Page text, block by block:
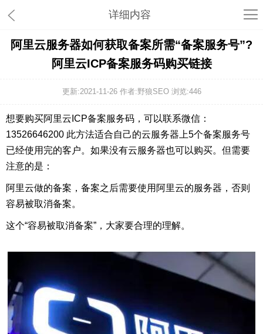
详细内容
阿里云服务器如何获取备案所需“备案服务号”?
阿里云ICP备案服务码购买链接
更新:2021-11-26 作者:野狼SEO 浏览:446
想要购买阿里云ICP备案服务码，可以联系微信：
13526646200 此方法适合自己的云服务器上5个备案服务号
已经使用完的客户。如果没有云服务器也可以购买。但需要
注意的是：
阿里云做的备案，备案之后需要使用阿里云的服务器，否则
容易被取消备案。
这个“容易被取消备案”，大家要合理的理解。